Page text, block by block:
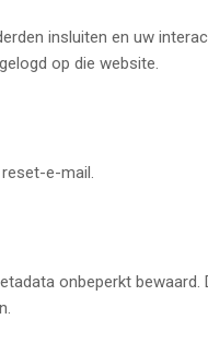
insluiten en uw
op die website.
e-mail.
onbeperkt